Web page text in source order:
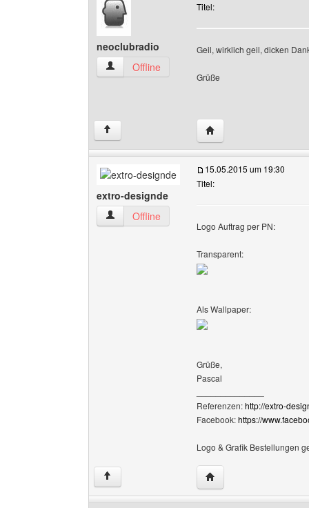
neoclubradio
neoclubradio Benutzer-Profile anzeigen
Offline
Titel:
Geil, wirklich geil, dicken
Grüße
↑ Website dieses
extro-designde
extro-designde Benutzer-Profile anzeigen
Offline
15.05.2015 um 19:30
Titel:
Logo Auftrag per PN:
Transparent:
Als Wallpaper:
Grüße,
Pascal
Referenzen:http://extro-
Facebook:https://
Logo & Grafik Bestellungen
↑ Website dieses